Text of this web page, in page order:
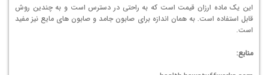
این یک ماده ارزان قیمت است که به راحتی در دسترس است و به چندین روش
قابل استفاده است. به همان اندازه برای صابون جامد و صابون های مایع نیز مفید
است.
منابع: